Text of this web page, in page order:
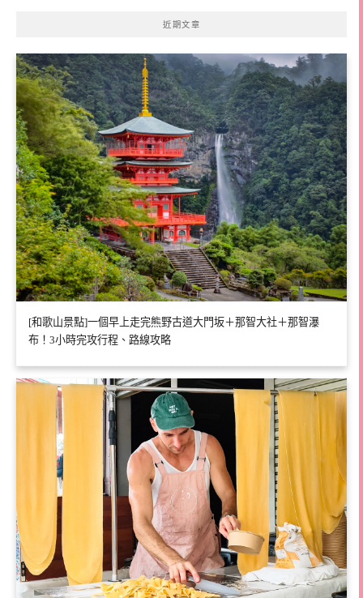
近期文章
[和歌山景點]一個早上走完熊野古道大門坂＋那智大社＋那智瀑
布！3小時完攻行程、路線攻略